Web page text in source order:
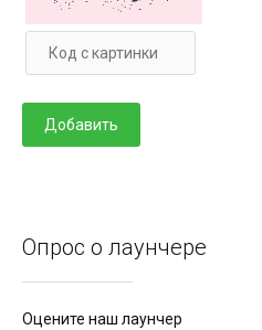
Опрос о лаунчере
Оцените наш лаунчер